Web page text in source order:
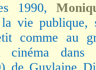
1990,
vie publique,
comme au
cinéma dans